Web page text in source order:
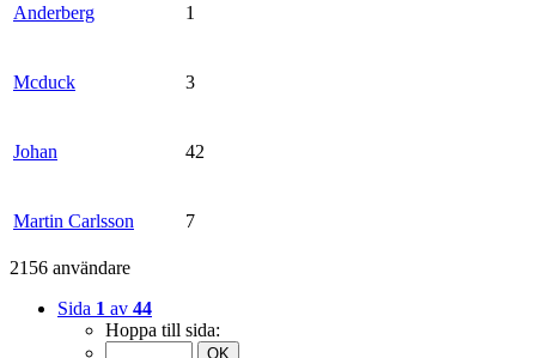
Anderberg 1
Mcduck 3
Johan 42
Martin Carlsson 7
2156 användare
Sida 1 av 44
Hoppa till sida: